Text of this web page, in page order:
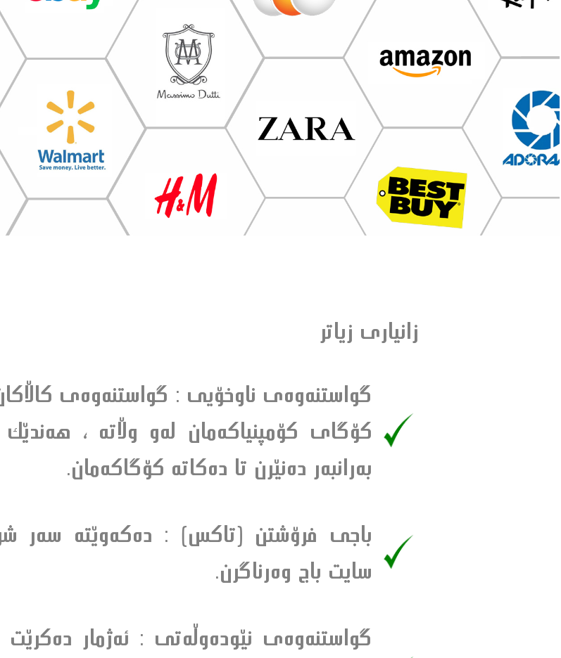
زانيارى زياتر
گواستنه‌وه‌ى ناوخۆيى : گواستنه‌وه‌ى
كۆگاى كۆمپنياكه‌مان له‌و وڵاته‌ ، هه‌ندێك
به‌رانبه‌ر ده‌نێرن تا ده‌كاته‌ كۆگاكه‌مان.
باجى فرۆشتن (تاكس) : ده‌كه‌وێته‌ سه‌ر
سايت باج وه‌رناگرن.
گواستنه‌وه‌ى نێوده‌وڵه‌تى : ئه‌ژمار